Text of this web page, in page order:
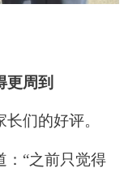
更周到
们的好评。
“之前只觉得